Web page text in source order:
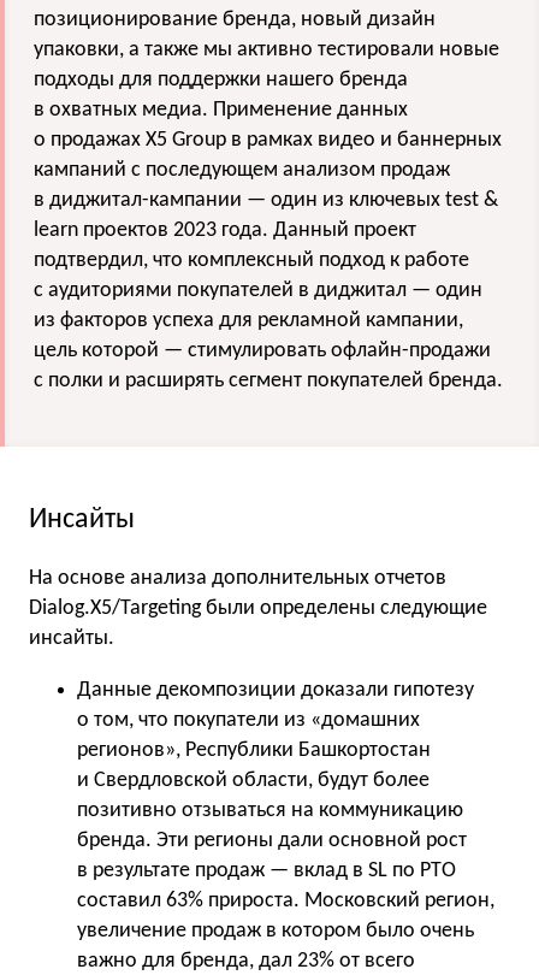
позиционирование бренда, новый дизайн
упаковки, а также мы активно тестировали новые
подходы для поддержки нашего бренда
в охватных медиа. Применение данных
о продажах X5 Group в рамках видео и баннерных
кампаний с последующем анализом продаж
в диджитал-кампании — один из ключевых test &
learn проектов 2023 года. Данный проект
подтвердил, что комплексный подход к работе
с аудиториями покупателей в диджитал — один
из факторов успеха для рекламной кампании,
цель которой — стимулировать офлайн-продажи
с полки и расширять сегмент покупателей бренда.
Инсайты
На основе анализа дополнительных отчетов
Dialog.X5/Targeting были определены следующие
инсайты.
Данные декомпозиции доказали гипотезу
о том, что покупатели из «домашних
регионов», Республики Башкортостан
и Свердловской области, будут более
позитивно отзываться на коммуникацию
бренда. Эти регионы дали основной рост
в результате продаж — вклад в SL по РТО
составил 63% прироста. Московский регион,
увеличение продаж в котором было очень
важно для бренда, дал 23% от всего